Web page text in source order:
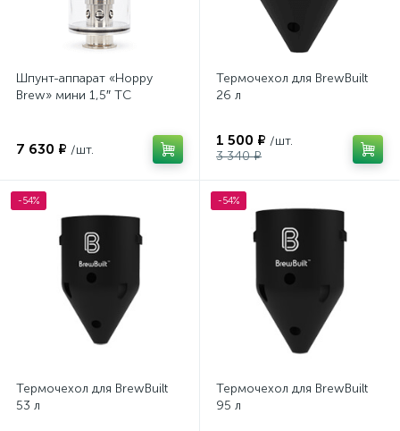
Шпунт-аппарат «Hoppy
Brew» мини 1,5″ TC
7 630 ₽ /шт.
Термочехол для BrewBuilt
26 л
1 500 ₽ /шт.
3 340 ₽
-54%
Термочехол для BrewBuilt
53 л
-54%
Термочехол для BrewBuilt
95 л